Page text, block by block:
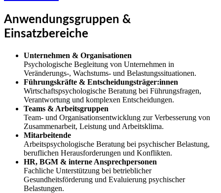
Anwendungsgruppen &
Einsatzbereiche
Unternehmen & Organisationen
Psychologische Begleitung von Unternehmen in
Veränderungs-, Wachstums- und Belastungssituationen.
Führungskräfte & Entscheidungsträger:innen
Wirtschaftspsychologische Beratung bei Führungsfragen,
Verantwortung und komplexen Entscheidungen.
Teams & Arbeitsgruppen
Team- und Organisationsentwicklung zur Verbesserung von
Zusammenarbeit, Leistung und Arbeitsklima.
Mitarbeitende
Arbeitspsychologische Beratung bei psychischer Belastung,
beruflichen Herausforderungen und Konflikten.
HR, BGM & interne Ansprechpersonen
Fachliche Unterstützung bei betrieblicher
Gesundheitsförderung und Evaluierung psychischer
Belastungen.